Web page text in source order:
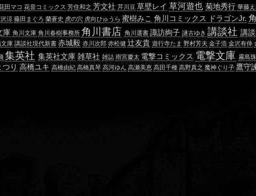
田マコ 花音コミックス 芳住和之 芳文社 芹川豆 草壁レイ 草河遊也 菊地秀行 華藤
涼 藤田まぐろ 蘭蒼史 虎の穴 虎向ひゅうら 蜜樹みこ 角川コミックス ドラゴンJr.
庫 角川文庫 角川春樹事務所 角川書店 角川選書 諏訪絢子 謎古ゆき 講談社 講
庫 講談社現代新書 赤城毅 赤川次郎 赤松健 辻友貴 遊行寺たま 野村芳夫 金子浩 金沢有倖
集英社 集英社文庫 雑草社 雑誌 雨宮慶太 電撃コミックス 電撃文庫 霧島
つり 高橋ユキ 高橋由紀 高橋真琴 高河ゆん 高瀬美恵 高田千種 高野真之 魔神ぐり子 鷹守